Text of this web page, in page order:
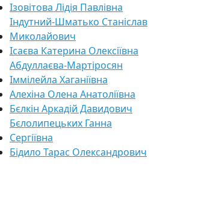
Ізовітова Лідія Павлівна
Індутний-Шматько Станіслав
Миколайович
Ісаєва Катерина Олексіївна
Абдуллаєва-Мартіросян
Іммілейла Хаганіївна
Алехіна Олена Анатоліївна
Бєлкін Аркадій Давидович
Бєлолипецьких Ганна
Сергіївна
Бідило Тарас Олександрович